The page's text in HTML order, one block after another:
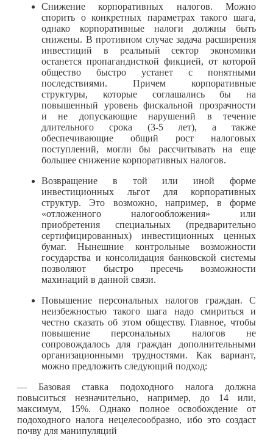
Снижение корпоративных налогов. Можно
спорить о конкретных параметрах такого шага,
однако корпоративные налоги должны быть
снижены. В противном случае задача расширения
инвестиций в реальный сектор экономики
останется пропагандисткой фикцией, от которой
общество быстро устанет с понятными
последствиями. Причем корпоративные
структуры, которые соглашались бы на
повышенный уровень фискальной прозрачности
и не допускающие нарушений в течение
длительного срока (3-5 лет), а также
обеспечивающие общий рост налоговых
поступлений, могли бы рассчитывать на еще
большее снижение корпоративных налогов.
Возвращение в той или иной форме
инвестиционных льгот для корпоративных
структур. Это возможно, например, в форме
«отложенного налогообложения» или
приобретения специальных (предварительно
сертифицированных) инвестиционных ценных
бумаг. Нынешние контрольные возможности
государства и консолидация банковской системы
позволяют быстро пресечь возможности
махинаций в данной связи.
Повышение персональных налогов граждан. С
неизбежностью такого шага надо смириться и
честно сказать об этом обществу. Главное, чтобы
повышение персональных налогов не
сопровождалось для граждан дополнительными
организационными трудностями. Как вариант,
можно предложить следующий подход:
— Базовая ставка подоходного налога должна
повыситься незначительно, например, до 14 или,
максимум, 15%. Однако полное освобождение от
подоходного налога нецелесообразно, ибо это создаст
почву для манипуляций